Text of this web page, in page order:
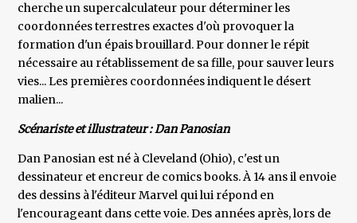
cherche un supercalculateur pour déterminer les
coordonnées terrestres exactes d'où provoquer la
formation d'un épais brouillard. Pour donner le répit
nécessaire au rétablissement de sa fille, pour sauver leurs
vies... Les premières coordonnées indiquent le désert
malien...
Scénariste et illustrateur : Dan Panosian
Dan Panosian est né à Cleveland (Ohio), c'est un
dessinateur et encreur de comics books. À 14 ans il envoie
des dessins à l'éditeur Marvel qui lui répond en
l'encourageant dans cette voie. Des années après, lors de